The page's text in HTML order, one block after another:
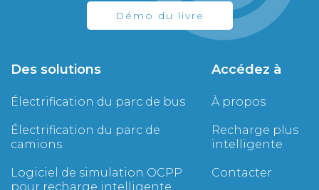
Démo du livre
Des solutions
Électrification du parc de bus
Électrification du parc de
camions
Logiciel de simulation OCPP
pour recharge intelligente
Accédez à
À propos
Recharge plus
intelligente
Contacter